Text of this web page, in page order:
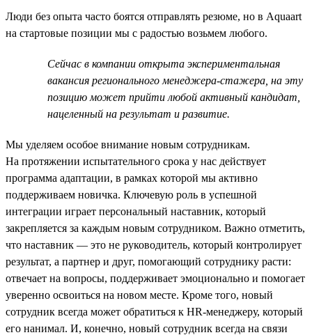
Люди без опыта часто боятся отправлять резюме, но в Aquaart
на стартовые позиции мы с радостью возьмем любого.
Сейчас в компании открыта экспериментальная
вакансия регионального менеджера-стажера, на эту
позицию может прийти любой активный кандидат,
нацеленный на результат и развитие.
Мы уделяем особое внимание новым сотрудникам.
На протяжении испытательного срока у нас действует
программа адаптации, в рамках которой мы активно
поддерживаем новичка. Ключевую роль в успешной
интеграции играет персональный наставник, который
закрепляется за каждым новым сотрудником. Важно отметить,
что наставник — это не руководитель, который контролирует
результат, а партнер и друг, помогающий сотруднику расти:
отвечает на вопросы, поддерживает эмоционально и помогает
уверенно освоиться на новом месте. Кроме того, новый
сотрудник всегда может обратиться к HR-менеджеру, который
его нанимал. И, конечно, новый сотрудник всегда на связи